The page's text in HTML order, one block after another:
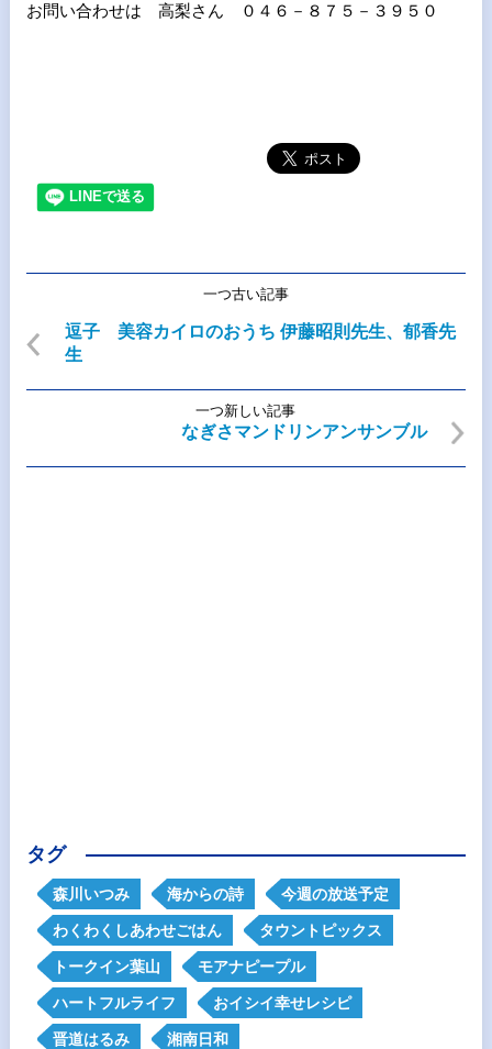
お問い合わせは 高梨さん ０４６－８７５－３９５０
一つ古い記事
逗子 美容カイロのおうち 伊藤昭則先生、郁香先
生
一つ新しい記事
なぎさマンドリンアンサンブル
タグ
森川いつみ 海からの詩 今週の放送予定
わくわくしあわせごはん タウントピックス
トークイン葉山 モアナピープル
ハートフルライフ おイシイ幸せレシピ
晋道はるみ 湘南日和